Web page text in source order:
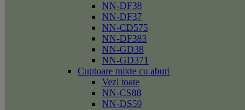
NN-DF38
NN-DF37
NN-CD575
NN-DF383
NN-GD38
NN-GD371
Cuptoare mixte cu aburi
Vezi toate
NN-CS88
NN-DS59